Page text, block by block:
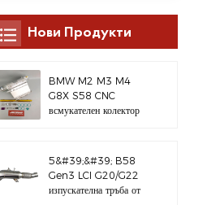
Нови Продукти
BMW M2 M3 M4
G8X S58 CNC
всмукателен колектор
5&#39;&#39; B58
Gen3 LCI G20/G22
изпускателна тръба от